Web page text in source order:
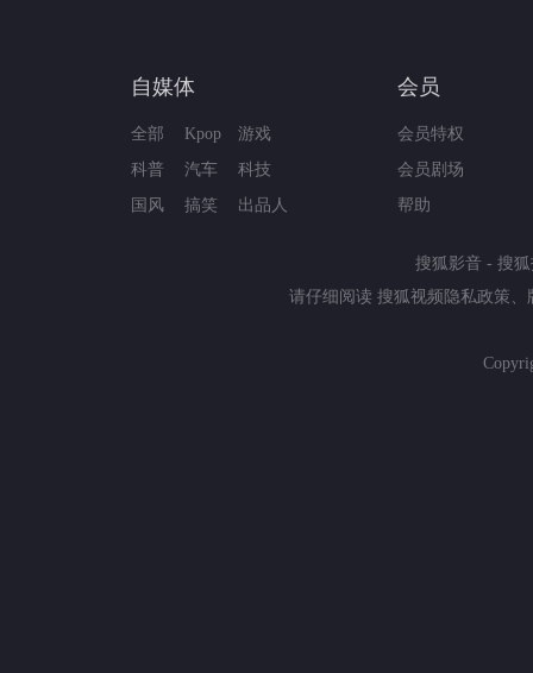
自媒体
全部
科普
国风
Kpop
汽车
搞笑
游戏
科技
出品人
会员
会员特权
会员剧场
帮助
搜狐影音 - 搜
请仔细阅读 搜狐视频隐私政策 、